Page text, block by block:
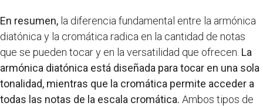
En resumen, la diferencia fundamental entre la armónica
diatónica y la cromática radica en la cantidad de notas
que se pueden tocar y en la versatilidad que ofrecen. La
armónica diatónica está diseñada para tocar en una sola
tonalidad, mientras que la cromática permite acceder a
todas las notas de la escala cromática. Ambos tipos de